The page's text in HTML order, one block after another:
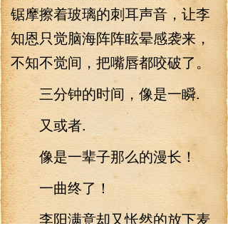
锯摩擦着玻璃的刺耳声音，让李
知恩只觉脑海阵阵眩晕感袭来，
不知不觉间，把嘴唇都咬破了。
三分钟的时间，像是一瞬.
又或者.
像是一辈子那么的漫长！
一曲终了！
李阳满意却又怅然的放下麦